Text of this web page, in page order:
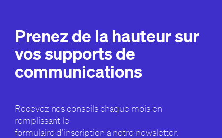
Prenez de la hauteur sur
vos supports de
communications
Recevez nos conseils chaque mois en
remplissant le
formulaire d’inscription à notre newsletter.